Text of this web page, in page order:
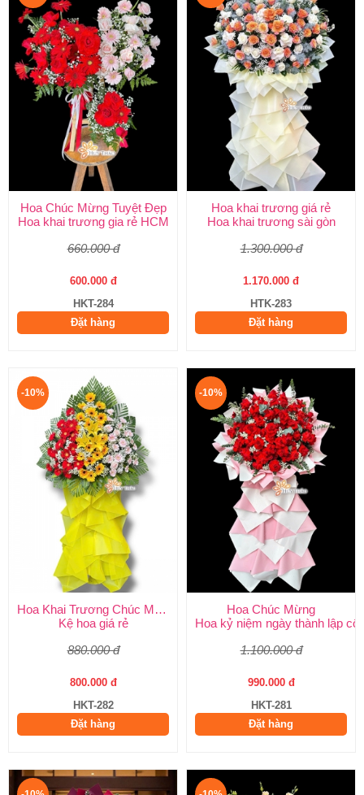
Hoa Chúc Mừng Tuyệt Đẹp
Hoa khai trương gia rẻ HCM
660.000 đ
600.000 đ
HKT-284
Đặt hàng
Hoa khai trương giá rẻ
Hoa khai trương sài gòn
1.300.000 đ
1.170.000 đ
HTK-283
Đặt hàng
-10%
Hoa Khai Trương Chúc Mừng
Kệ hoa giá rẻ
880.000 đ
800.000 đ
HKT-282
Đặt hàng
-10%
Hoa Chúc Mừng
Hoa kỷ niệm ngày thành lập
1.100.000 đ
990.000 đ
HKT-281
Đặt hàng